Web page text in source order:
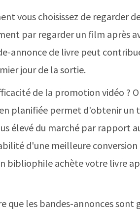
vous choisissez de regarder
par regarder un film après
annonce de livre peut
jour de la sortie.
de la promotion vidéo ?
planifiée permet d'obtenir un
élevé du marché par rapport
d'une meilleure
bibliophile achète votre livre
que les bandes-annonces